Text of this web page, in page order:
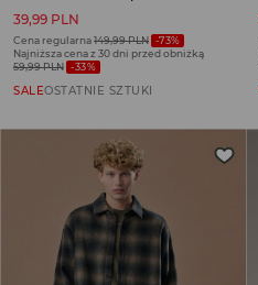
39,99 PLN
Cena regularna149,99 PLN -73%
Najniższa cena z 30 dni przed obniżką
59,99 PLN -33%
SALEOSTATNIE SZTUKI